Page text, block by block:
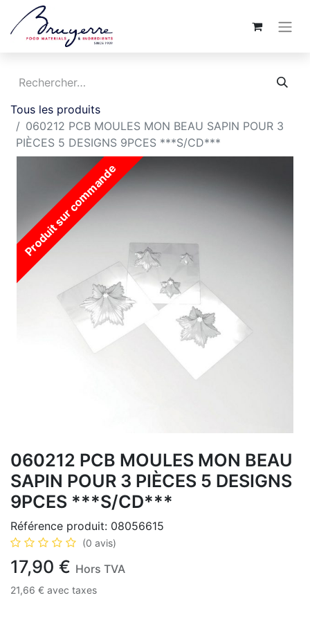
Tous les produits
060212 PCB MOULES MON BEAU SAPIN POUR 3
PIÈCES 5 DESIGNS 9PCES ***S/CD***
Produit sur commande
060212 PCB MOULES MON BEAU
SAPIN POUR 3 PIÈCES 5 DESIGNS
9PCES ***S/CD***
Référence produit: 08056615
(0 avis)
17,90 € Hors TVA
21,66 € avec taxes